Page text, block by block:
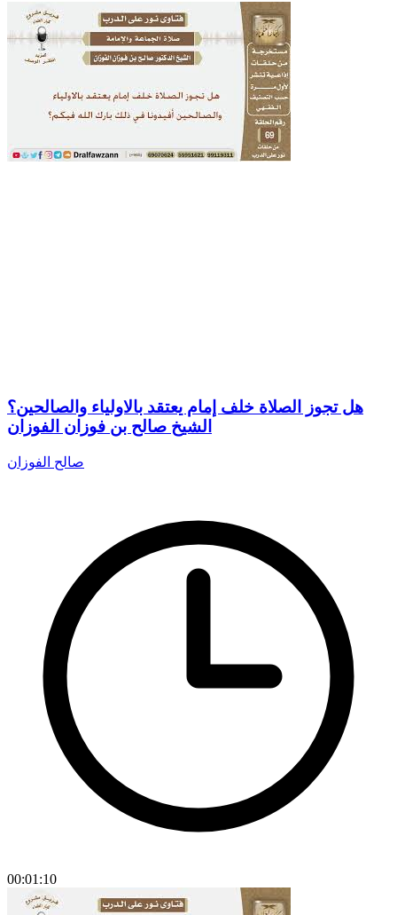
هل تجوز الصلاة خلف إمام يعتقد بالاولياء والصالحين؟
الشيخ صالح بن فوزان الفوزان
صالح الفوزان
00:01:10